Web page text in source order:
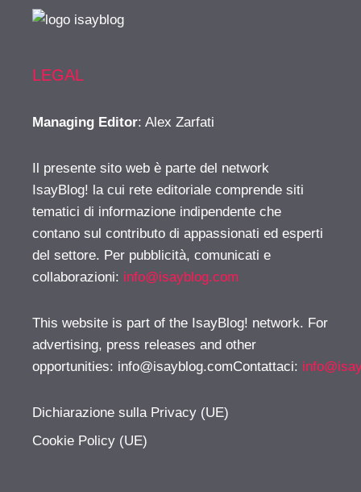
LEGAL
Managing Editor: Alex Zarfati
Il presente sito web è parte del network
IsayBlog! la cui rete editoriale comprende siti
tematici di informazione indipendente che
contano sul contributo di appassionati ed esperti
del settore. Per pubblicità, comunicati e
collaborazioni: info@isayblog.com
This website is part of the IsayBlog! network. For
advertising, press releases and other
opportunities: info@isayblog.comContattaci:
Dichiarazione sulla Privacy (UE)
Cookie Policy (UE)